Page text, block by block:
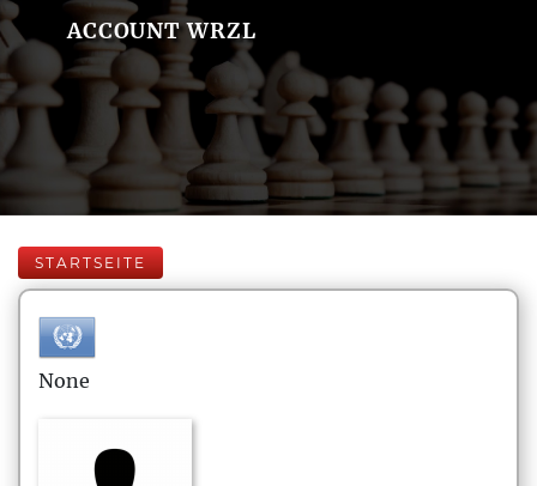
ACCOUNT WRZL
STARTSEITE
None